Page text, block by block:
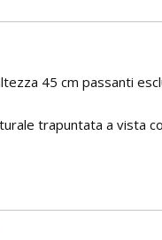
45 cm passanti
trapuntata a vista